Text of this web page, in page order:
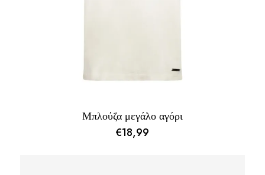
Μπλούζα μεγάλο αγόρι
€18,99